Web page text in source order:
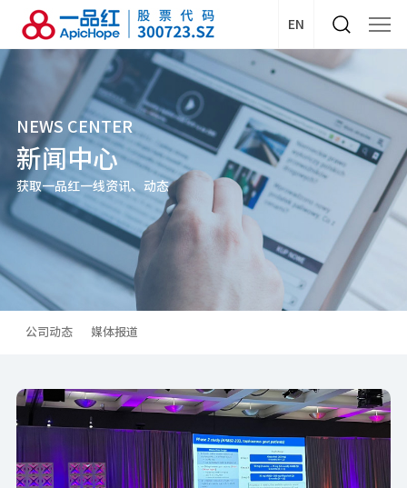
EN
NEWS CENTER
新闻中心
获取一品红一线资讯、动态
公司动态 媒体报道